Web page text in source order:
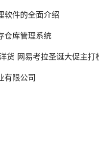
软件的全面介绍
仓库管理系统
货 网易考拉圣诞大促主打
有限公司